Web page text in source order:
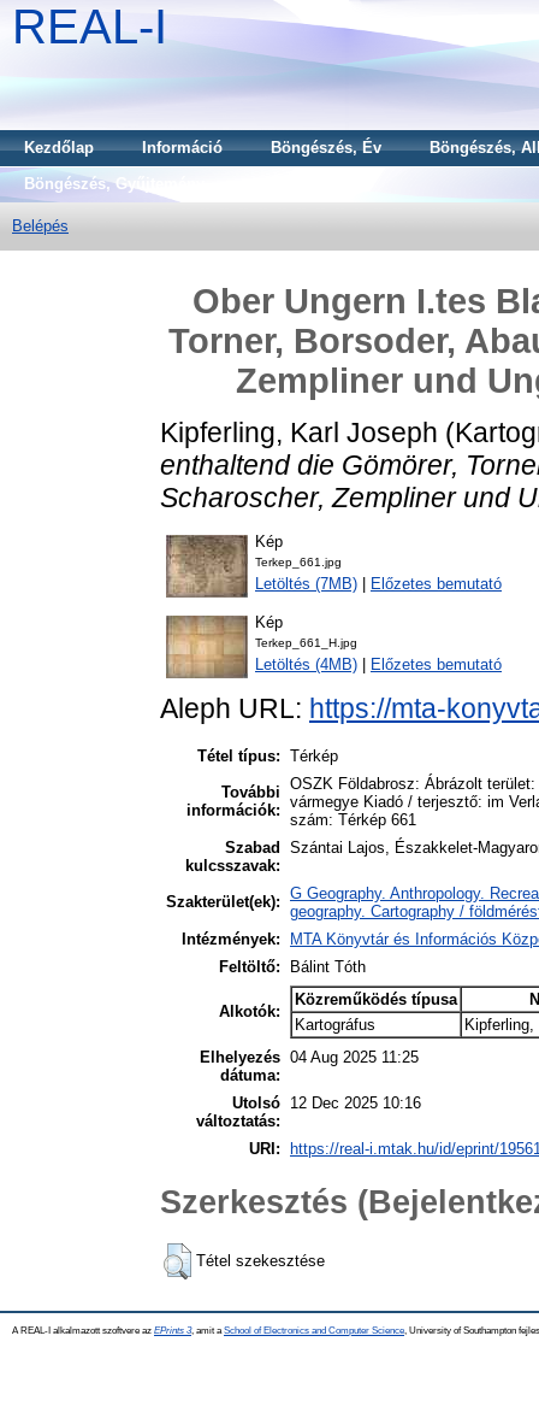
REAL-I
Kezdőlap Információ Böngészés, Év
Böngészés,
Böngészés, Gyűjtemény
Belépés
Ober Ungern I.tes
Torner, Borsoder,
Zempliner und
Kipferling, Karl Joseph
enthaltend die Gömörer,
Scharoscher, Zempliner und
Kép
Terkep_661.jpg
Letöltés (7MB) Előzetes bemutató
Kép
Terkep_661_H.jpg
Letöltés (4MB) Előzetes bemutató
Aleph URL: https://mta-
Tétel típus: Térkép
További
információk:
OSZK Földabrosz: Ábrázolt
vármegye Kiadó / terjesztő: im
szám: Térkép 661
Szabad
kulcsszavak:
Szántai Lajos, Északkelet-
Szakterület(ek): G Geography. Anthropology.
geography. Cartography /
Intézmények:
MTA Könyvtár és Információs
Feltöltő:
Bálint Tóth
Alkotók:
Közreműködés típusa
Kartográfus
Elhelyezés
dátuma:
04 Aug 2025 11:25
Utolsó
változtatás:
12 Dec 2025 10:16
URI: https://real-i.mtak.hu/id/eprint/
Szerkesztés
Tétel szekesztése
A REAL-I alkalmazott szoftvere az EPrints 3, amit a School of Electronics and Computer Science , University of Southampton